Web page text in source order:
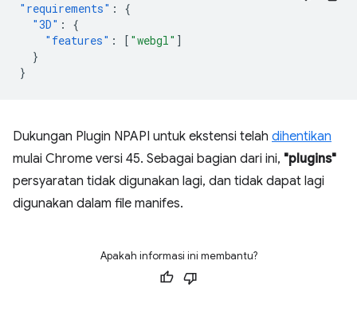
"requirements" :
{
"3D" :
{
"features" : [ "webgl" ]
}
}
Dukungan Plugin NPAPI untuk ekstensi telah dihentikan
mulai Chrome versi 45. Sebagai bagian dari ini, "plugins"
persyaratan tidak digunakan lagi, dan tidak dapat lagi
digunakan dalam file manifes.
Apakah informasi ini membantu?